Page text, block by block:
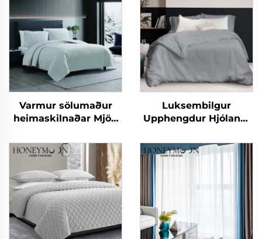
Varmur sölumaður
heimaskilnaðar Mjög
ofurneytarlegur
snúningsskilasængur
Silkiðurlegur Sherpa
skjalasængur og
kviltursetur
Luksembilgur
Upphengdur Hjólandi
Bómull Hár Gæði
Andartæk
Hlífardúkasetur